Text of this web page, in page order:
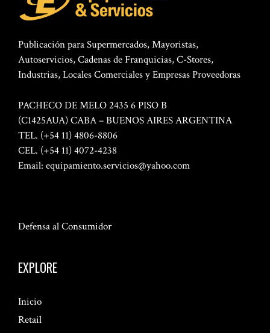
Publicación para Supermercados, Mayoristas,
Autoservicios, Cadenas de Franquicias, C-Stores,
Industrias, Locales Comerciales y Empresas Proveedoras
PACHECO DE MELO 2435 6 PISO B
(C1425AUA) CABA – BUENOS AIRES ARGENTINA
TEL. (+54 11) 4806-8806
CEL. (+54 11) 4072-4238
Email: equipamiento.servicios@yahoo.com
Defensa al Consumidor
EXPLORE
Inicio
Retail